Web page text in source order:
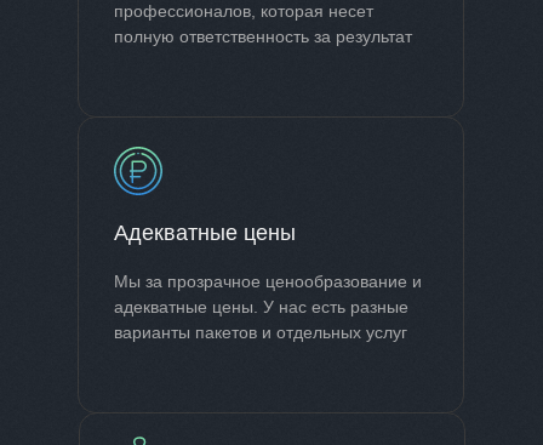
Адекватные цены
Мы за прозрачное ценообразование и
адекватные цены. У нас есть разные
варианты пакетов и отдельных услуг
профессионалов, которая несет
полную ответственность за результат